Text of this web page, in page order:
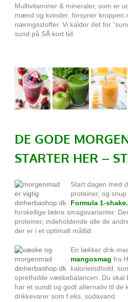
Multivitaminer & mineraler, som er
mænd og kvinder, forsyner kroppen
næringsstoffer. Vi kalder det for
sund på SÅ kort tid.
DE GODE
STARTER HER –
Start dagen med
proteiner, og
Formula 1-shake.
forskellige lækre smagsvarianter.
proteiner, indeholdende alle de
der er i et optimalt måltid.
En lækker drik
mangosmag fra
kalorieindhold,
opretholde væskebalancen.
Du skal
har et sundt og godt alternativ til de
drikkevarer som f.eks. sodavand.